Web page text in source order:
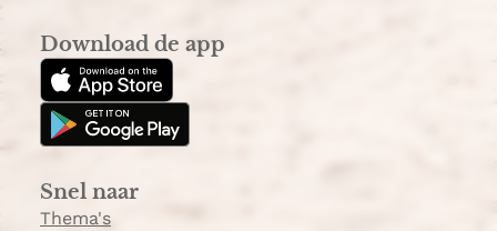
t
a
g
r
m
T
o
k
Download de app
Snel naar
Thema's